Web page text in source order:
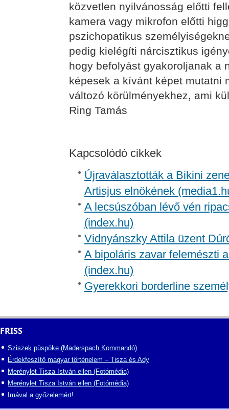
közvetlen nyilvánosság előtti
kamera vagy mikrofon előtti
pszichopatikus
pedig kielégíti nárcisztikus
hogy befolyást gyakoroljanak a
képesek a kívánt képet mutatni
változó körülményekhez, ami
Ring Tamás
Kapcsolódó cikkek
Újraválasztották a Bikini
Artisjus elnökének
A lecsúszóban lévő vén
(index.hu)
Vidnyánszky Attila üzent
A bipoláris zavar felemészti
(index.hu)
Gyerekkori borderline
FRISS
Sziszek püspöke (Maderspach Kommandó)
Érdekfeszítő magyar történelem – Tisza és Ady
Merénylet Tisza István ellen (Fotómédia)
Merénylet Tisza István ellen (Fotómédia)
Imával a győzelemért!